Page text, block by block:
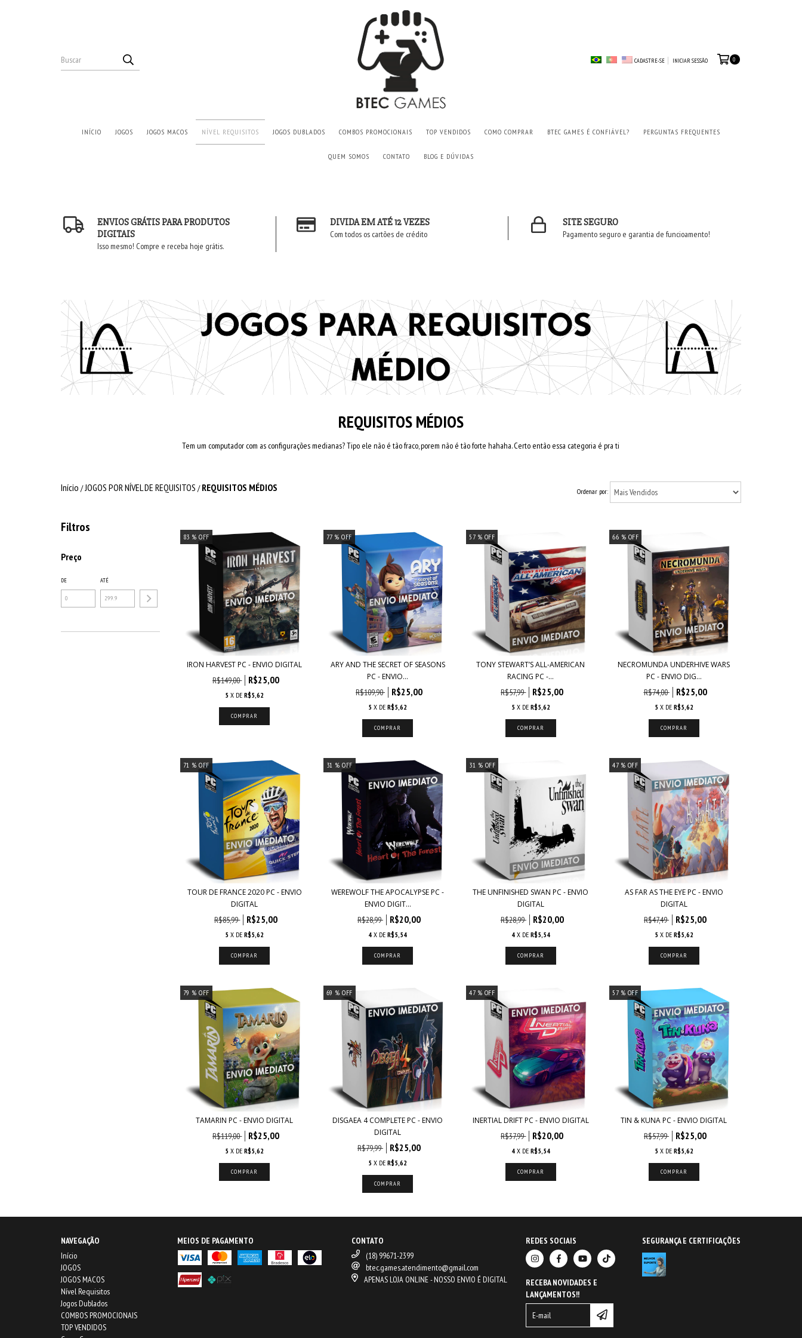
CADASTRE-SE INICIAR SESSÃO 0
INÍCIO JOGOS JOGOS MACOS NÍVEL REQUISITOS JOGOS DUBLADOS COMBOS PROMOCIONAIS TOP VENDIDOS COMO COMPRAR BTEC GAMES É CONFIÁVEL? PERGUNTAS FREQUENTES
QUEM SOMOS CONTATO BLOG E DÚVIDAS
ENVIOS GRÁTIS PARA PRODUTOS
DIGITAIS
Isso mesmo! Compre e receba hoje grátis.
DIVIDA EM ATÉ 12 VEZES
Com todos os cartões de crédito
SITE SEGURO
Pagamento seguro e garantia de funcioamento!
REQUISITOS MÉDIOS
Tem um computador com as configurações medianas? Tipo ele não é tão fraco, porem não é tão forte hahaha. Certo então essa categoria é pra ti
Início / JOGOS POR NÍVEL DE REQUISITOS / REQUISITOS MÉDIOS Ordenar por:
Filtros
Preço
DE ATÉ
83 % OFF
IRON HARVEST PC - ENVIO DIGITAL
R$149,00 R$25,00
5 X DER$5,62
77% OFF
ARY AND THE SECRET OF SEASONS
PC - ENVIO...
R$109,90 R$25,00
5 X DER$5,62
57% OFF
TONY STEWART’S ALL-AMERICAN
RACING PC -...
R$57,99 R$25,00
5 X DE R$5,62
66 % OFF
NECROMUNDA UNDERHIVE WARS
PC - ENVIO DIG...
R$74,00 R$25,00
5 X DE R$5,62
71 % OFF
TOUR DE FRANCE 2020 PC - ENVIO
DIGITAL
R$85,99 R$25,00
5 X DER$5,62
31 % OFF
WEREWOLF THE APOCALYPSE PC -
ENVIO DIGIT...
R$28,99 R$20,00
4 X DER$5,54
31 % OFF
THE UNFINISHED SWAN PC - ENVIO
DIGITAL
R$28,99 R$20,00
4 X DE R$5,54
47% OFF
AS FAR AS THE EYE PC - ENVIO
DIGITAL
R$47,49 R$25,00
5 X DE R$5,62
79 % OFF
TAMARIN PC - ENVIO DIGITAL
R$119,00 R$25,00
5 X DER$5,62
69 % OFF
DISGAEA 4 COMPLETE PC - ENVIO
DIGITAL
R$79,99 R$25,00
5 X DER$5,62
47% OFF
INERTIAL DRIFT PC - ENVIO DIGITAL
R$37,99 R$20,00
4 X DE R$5,54
57% OFF
TIN & KUNA PC - ENVIO DIGITAL
R$57,99 R$25,00
5 X DE R$5,62
NAVEGAÇÃO
Início
JOGOS
JOGOS MACOS
Nível Requisitos
Jogos Dublados
COMBOS PROMOCIONAIS
TOP VENDIDOS
MEIOS DE PAGAMENTO
CONTATO
(18) 99671-2399
btec.games.atendimento@gmail.com
APENAS LOJA ONLINE - NOSSO ENVIO É DIGITAL
REDES SOCIAIS
RECEBA NOVIDADES E
LANÇAMENTOS!!
SEGURANÇA E CERTIFICAÇÕES